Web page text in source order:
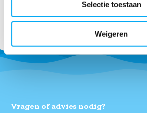
Selectie toestaan
Weigeren
volgende avontuur op het water nog beter!
Vragen of advies nodig?